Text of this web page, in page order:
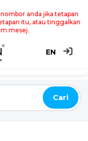
anda jika tetapan
itu, atau tinggalkan
mesej.
EN
Cari